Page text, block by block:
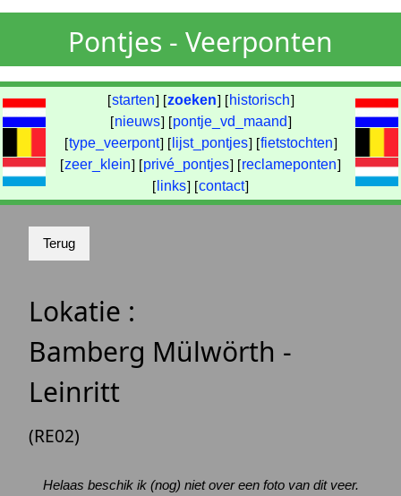
Pontjes - Veerponten
[starten] [zoeken] [ historisch]
[nieuws] [pontje_vd_maand]
[type_veerpont] [ lijst_pontjes] [fietstochten]
[zeer_klein] [privé_pontjes] [reclameponten]
[ links] [contact]
Lokatie :
Bamberg Mülwörth -
Leinritt
(RE02)
Helaas beschik ik (nog) niet over een foto van dit veer.